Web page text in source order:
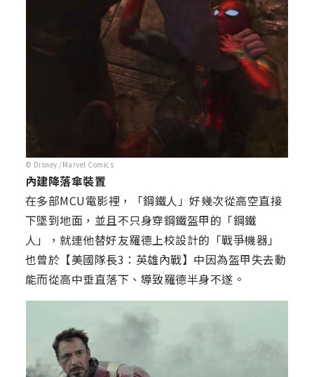
© Disney /Marvel Comics
內建降落傘裝置
在多部MCU電影裡，「鋼鐵人」好幾次從高空直接
下墜到地面，並且不只身穿鋼鐵盔甲的「鋼鐵
人」，就連他替好友羅德上校設計的「戰爭機器」
也曾於【美國隊長3：英雄內戰】中因為盔甲失去動
能而從高中垂直落下、導致羅德半身不遂。